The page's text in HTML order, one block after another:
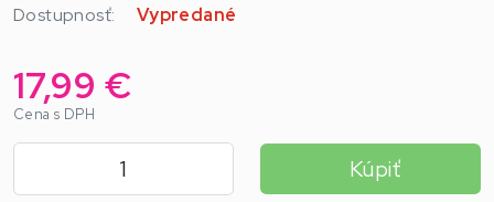
Dostupnosť: Vypredané
17,99 €
Cena s DPH
Kúpiť